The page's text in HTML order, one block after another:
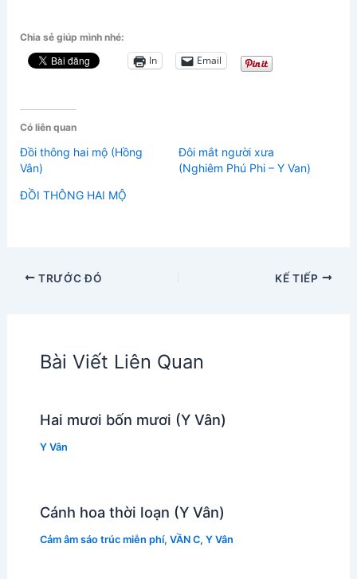
Chia sẻ giúp mình nhé:
In Email
Có liên quan
Đồi thông hai mộ (Hồng
Vân)
Đôi mắt người xưa
(Nghiêm Phú Phi – Y Van)
ĐỒI THÔNG HAI MỘ
TRƯỚC ĐÓ KẾ TIẾP
Bài Viết Liên Quan
Hai mươi bốn mươi (Y Vân)
Y Vân
Cánh hoa thời loạn (Y Vân)
Cảm âm sáo trúc miễn phí, VẦN C, Y Vân